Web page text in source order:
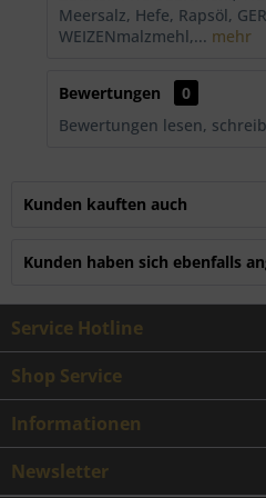
Meersalz, Hefe, Rapsöl,
WEIZENmalzmehl,... mehr
Bewertungen
0
Bewertungen lesen,
Kunden kauften auch
Kunden haben sich ebenfalls
Service Hotline
Shop Service
Informationen
Newsletter